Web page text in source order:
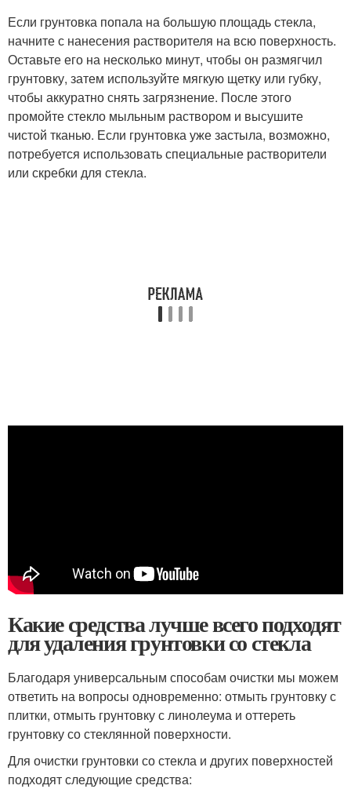
Если грунтовка попала на большую площадь стекла,
начните с нанесения растворителя на всю поверхность.
Оставьте его на несколько минут, чтобы он размягчил
грунтовку, затем используйте мягкую щетку или губку,
чтобы аккуратно снять загрязнение. После этого
промойте стекло мыльным раствором и высушите
чистой тканью. Если грунтовка уже застыла, возможно,
потребуется использовать специальные растворители
или скребки для стекла.
Какие средства лучше всего подходят
для удаления грунтовки со стекла
Благодаря универсальным способам очистки мы можем
ответить на вопросы одновременно: отмыть грунтовку с
плитки, отмыть грунтовку с линолеума и оттереть
грунтовку со стеклянной поверхности.
Для очистки грунтовки со стекла и других поверхностей
подходят следующие средства: